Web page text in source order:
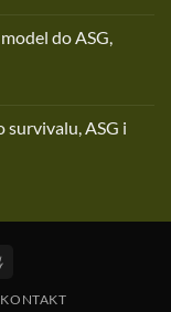
do ASG,
ASG i
KONTAKT